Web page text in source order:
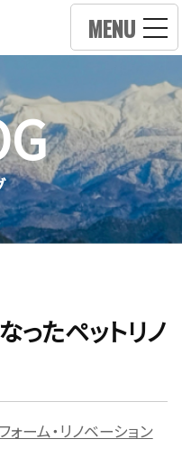
MENU
ったペットリノ
ォーム・リノベーション